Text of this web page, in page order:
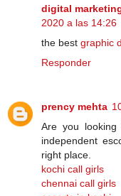
digital
2020 a las 14:26
the best graphic
Responder
prency mehta
Are you
independent
right place.
kochi call girls
chennai call girls